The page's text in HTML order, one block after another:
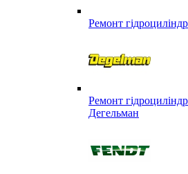
Ремонт
Ремонт
Дегельман